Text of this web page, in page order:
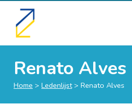
Skip
Renato Alves
Home > Ledenlijst> Renato Alves